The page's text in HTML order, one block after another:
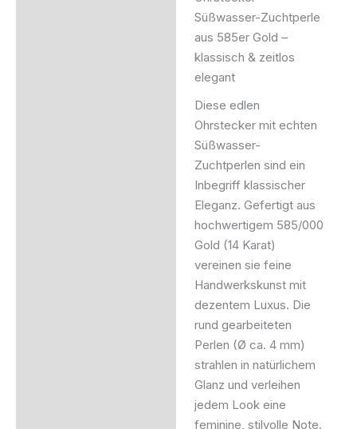
Süßwasser-Zuchtperle
aus 585er Gold –
klassisch & zeitlos
elegant
Diese edlen
Ohrstecker mit echten
Süßwasser-
Zuchtperlen sind ein
Inbegriff klassischer
Eleganz. Gefertigt aus
hochwertigem 585/000
Gold (14 Karat)
vereinen sie feine
Handwerkskunst mit
dezentem Luxus. Die
rund gearbeiteten
Perlen (Ø ca. 4 mm)
strahlen in natürlichem
Glanz und verleihen
jedem Look eine
feminine, stilvolle Note.